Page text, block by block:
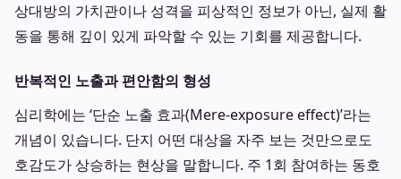
상대방의 가치관이나 성격을 피상적인 정보가 아닌, 실제 활
동을 통해 깊이 있게 파악할 수 있는 기회를 제공합니다.
반복적인 노출과 편안함의 형성
심리학에는 ‘단순 노출 효과(Mere-exposure effect)’라는
개념이 있습니다. 단지 어떤 대상을 자주 보는 것만으로도
호감도가 상승하는 현상을 말합니다. 주 1회 참여하는 동호